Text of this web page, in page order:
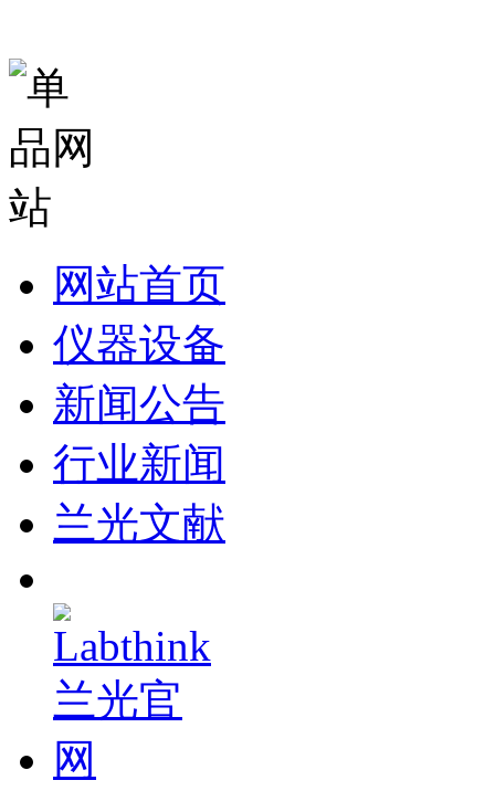
网站首页
仪器设备
新闻公告
行业新闻
兰光文献